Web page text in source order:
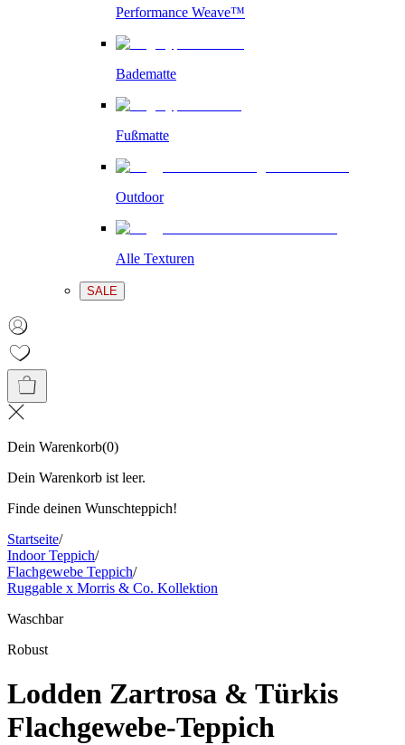
Performance Weave™
Badematte
Fußmatte
Outdoor
Alle Texturen
SALE
Dein Warenkorb(0)
Dein Warenkorb ist leer.
Finde deinen Wunschteppich!
Startseite/
Indoor Teppich/
Flachgewebe Teppich/
Ruggable x Morris & Co. Kollektion
Waschbar
Robust
Lodden Zartrosa & Türkis
Flachgewebe-Teppich